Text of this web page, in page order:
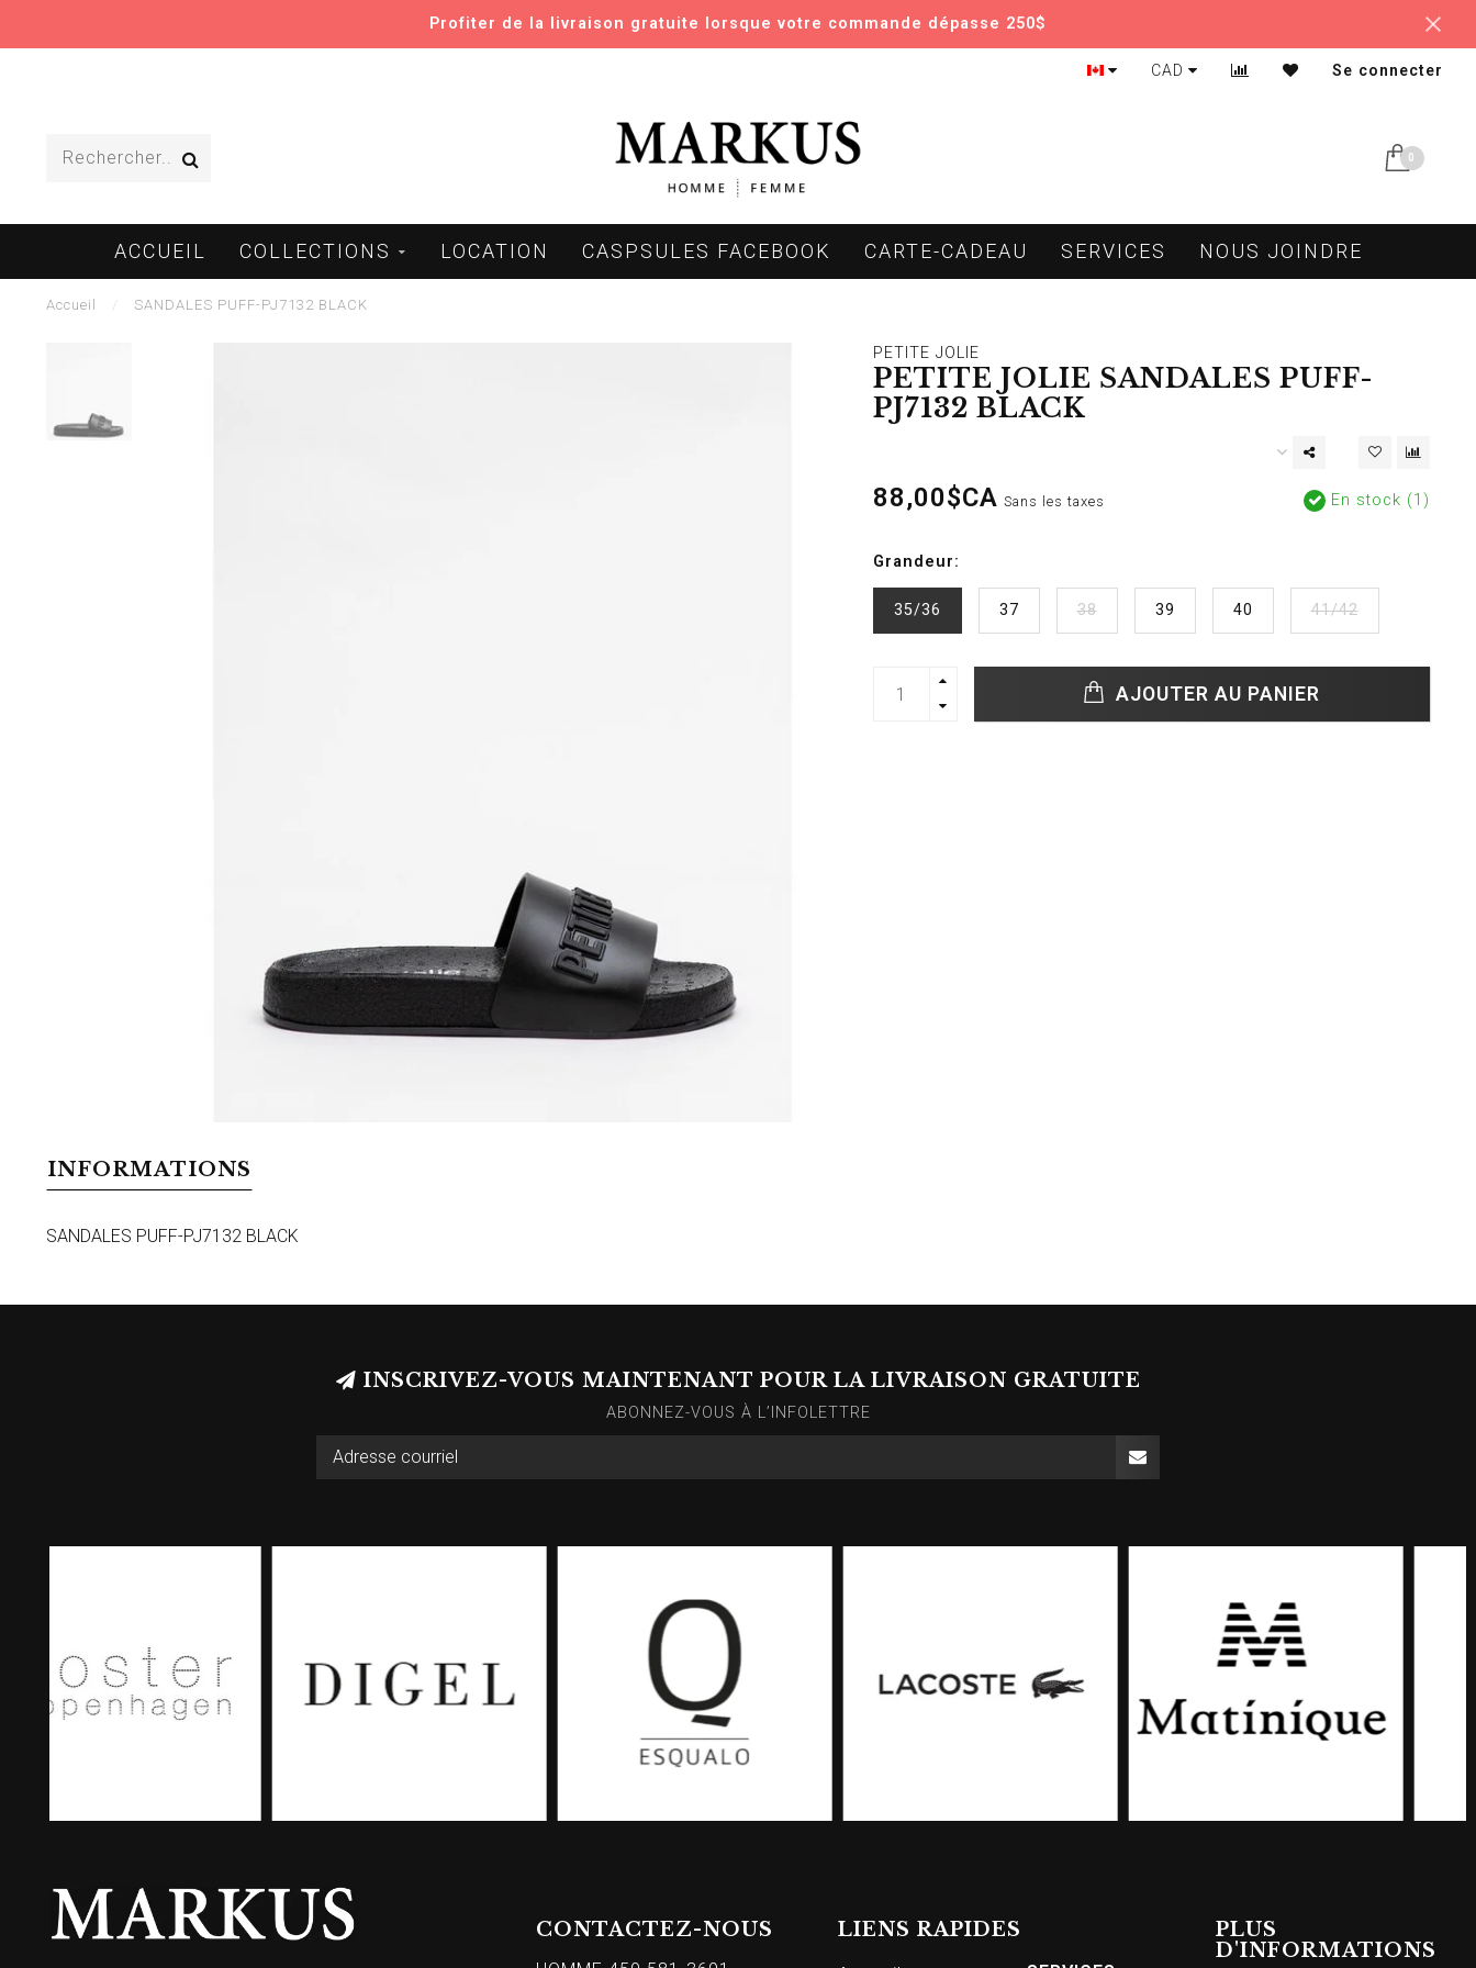
Profiter de la livraison gratuite lorsque votre commande dépasse 250$
CAD Se connecter
0
ACCUEIL COLLECTIONS LOCATION CASPSULES FACEBOOK CARTE-CADEAU SERVICES NOUS JOINDRE
Accueil SANDALES PUFF-PJ7132 BLACK
PETITE JOLIE
PETITE JOLIE SANDALES PUFF-
PJ7132 BLACK
88,00$CA Sans les taxes En stock (1)
Grandeur:
35/36 37 38 39 40 41/42
AJOUTER AU PANIER
INFORMATIONS
SANDALES PUFF-PJ7132 BLACK
INSCRIVEZ-VOUS MAINTENANT POUR LA LIVRAISON GRATUITE
ABONNEZ-VOUS À L’INFOLETTRE
CONTACTEZ-NOUS LIENS RAPIDES
PLUS
D'INFORMATIONS